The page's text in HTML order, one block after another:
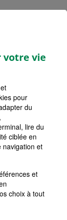
votre vie
pour
du
lire du
ciblée en
navigation et
et
choix à tout